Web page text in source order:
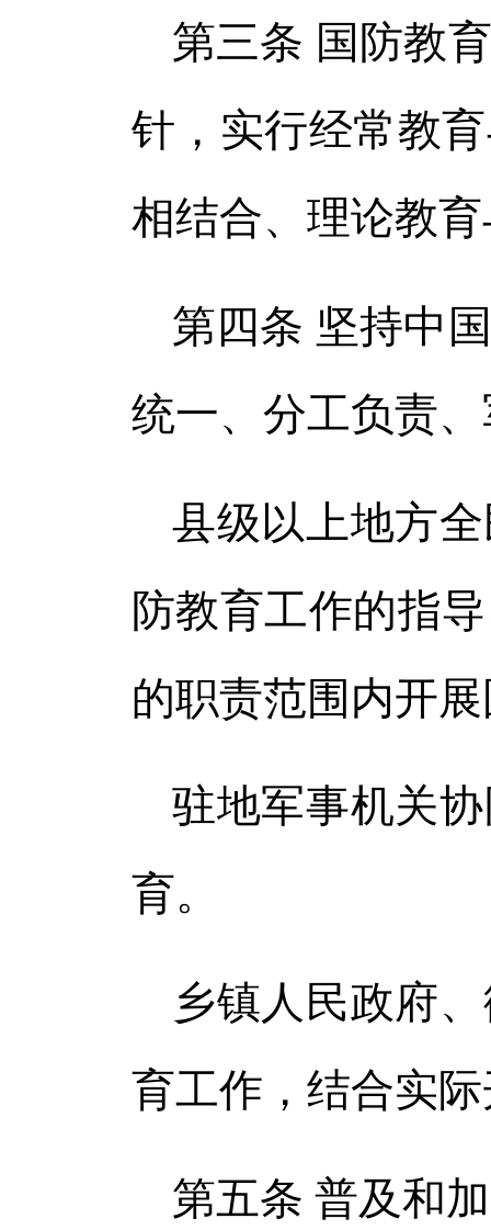
第三条 国防教
针，实行经常教
相结合、理论教
第四条 坚持中
统一、分工负责
县级以上地方
防教育工作的指
的职责范围内开
驻地军事机关
育。
乡镇人民政府
育工作，结合实
第五条 普及和